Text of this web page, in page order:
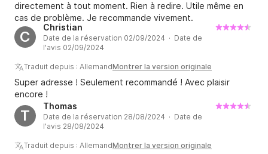
directement à tout moment. Rien à redire. Utile même en
cas de problème. Je recommande vivement.
C
Christian
Date de la réservation 02/09/2024 · Date de
l'avis 02/09/2024
Traduit depuis : AllemandMontrer la version originale
Super adresse ! Seulement recommandé ! Avec plaisir
encore !
T
Thomas
Date de la réservation 28/08/2024 · Date de
l'avis 28/08/2024
Traduit depuis : AllemandMontrer la version originale